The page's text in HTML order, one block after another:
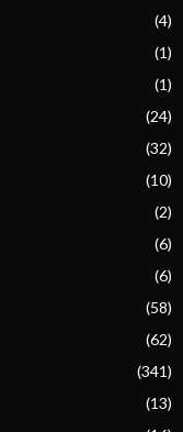
(4)
(1)
(1)
(24)
(32)
(10)
(2)
(6)
(6)
(58)
(62)
(341)
(13)